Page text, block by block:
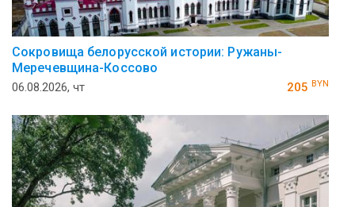
Сокровища белорусской истории: Ружаны-
Меречевщина-Коссово
06.08.2026, чт 205 BYN